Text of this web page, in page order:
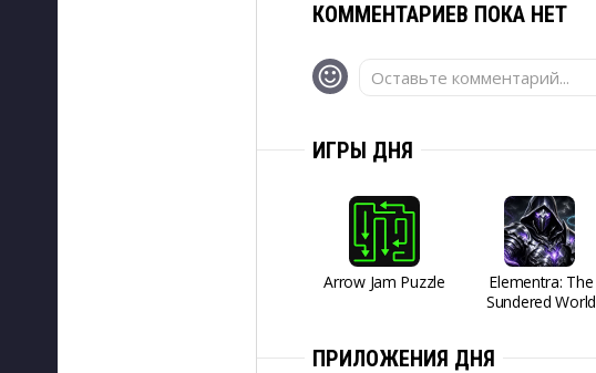
КОММЕНТАРИЕВ ПОКА НЕТ
Оставьте комментарий...
ИГРЫ ДНЯ
Arrow Jam Puzzle
Elementra: The
Sundered World
ПРИЛОЖЕНИЯ ДНЯ